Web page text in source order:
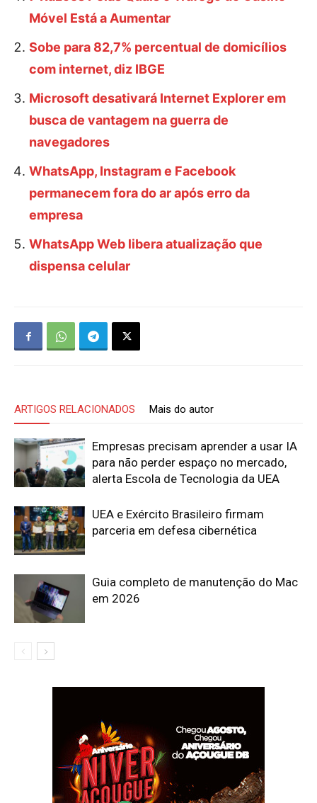
Móvel Está a Aumentar
Sobe para 82,7% percentual de domicílios
com internet, diz IBGE
Microsoft desativará Internet Explorer em
busca de vantagem na guerra de
navegadores
WhatsApp, Instagram e Facebook
permanecem fora do ar após erro da
empresa
WhatsApp Web libera atualização que
dispensa celular
ARTIGOS RELACIONADOS Mais do autor
Empresas precisam aprender a usar IA
para não perder espaço no mercado,
alerta Escola de Tecnologia da UEA
UEA e Exército Brasileiro firmam
parceria em defesa cibernética
Guia completo de manutenção do Mac
em 2026